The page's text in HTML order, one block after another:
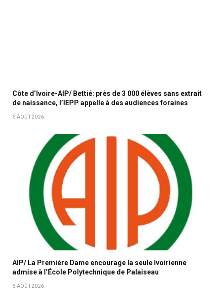
Côte d’Ivoire-AIP/ Bettié: près de 3 000 élèves sans extrait
de naissance, l’IEPP appelle à des audiences foraines
6 AOÛT 2026
AIP/ La Première Dame encourage la seule Ivoirienne
admise à l’École Polytechnique de Palaiseau
6 AOÛT 2026